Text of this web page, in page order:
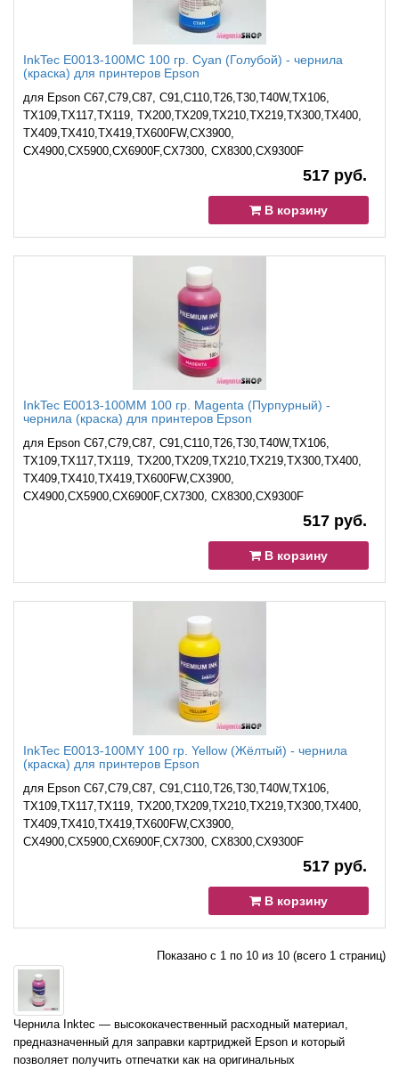
InkTec E0013-100MC 100 гр. Cyan (Голубой) - чернила
(краска) для принтеров Epson
для Epson C67,C79,C87, C91,C110,T26,T30,T40W,TX106,
TX109,TX117,TX119, TX200,TX209,TX210,TX219,TX300,TX400,
TX409,TX410,TX419,TX600FW,CХ3900,
CX4900,CX5900,CX6900F,CX7300, CX8300,CX9300F
517 руб.
В корзину
InkTec E0013-100MM 100 гр. Magenta (Пурпурный) -
чернила (краска) для принтеров Epson
для Epson C67,C79,C87, C91,C110,T26,T30,T40W,TX106,
TX109,TX117,TX119, TX200,TX209,TX210,TX219,TX300,TX400,
TX409,TX410,TX419,TX600FW,CХ3900,
CX4900,CX5900,CX6900F,CX7300, CX8300,CX9300F
517 руб.
В корзину
InkTec E0013-100MY 100 гр. Yellow (Жёлтый) - чернила
(краска) для принтеров Epson
для Epson C67,C79,C87, C91,C110,T26,T30,T40W,TX106,
TX109,TX117,TX119, TX200,TX209,TX210,TX219,TX300,TX400,
TX409,TX410,TX419,TX600FW,CХ3900,
CX4900,CX5900,CX6900F,CX7300, CX8300,CX9300F
517 руб.
В корзину
Показано с 1 по 10 из 10 (всего 1 страниц)
Чернила Inktec — высококачественный расходный материал,
предназначенный для заправки картриджей Epson и который
позволяет получить отпечатки как на оригинальных